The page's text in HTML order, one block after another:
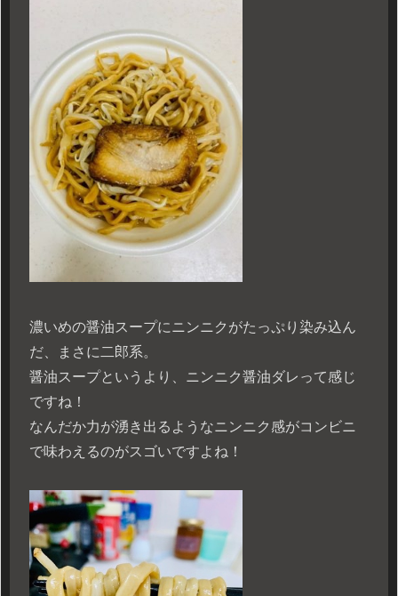
濃いめの醤油スープにニンニクがたっぷり染み込ん
だ、まさに二郎系。
醤油スープというより、ニンニク醤油ダレって感じ
ですね！
なんだか力が湧き出るようなニンニク感がコンビニ
で味わえるのがスゴいですよね！